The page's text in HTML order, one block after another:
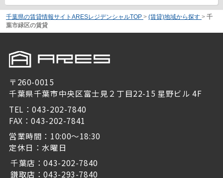
千葉県の賃貸情報サイトARESレジデンシャルTOP > (賃貸)地域から探す > 千
葉市緑区の賃貸
〒260-0015
千葉県千葉市中央区富士見２丁目22-15 星野ビル 4F
TEL：043-202-7840
FAX：043-202-7841
営業時間：10:00～18:30
定休日：水曜日
千葉店：043-202-7840
鎌取店：043-293-7840